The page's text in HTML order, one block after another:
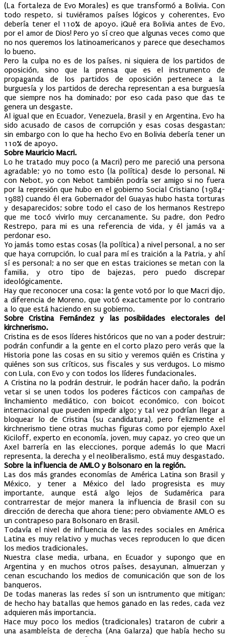
(La fortaleza de Evo Morales) es que transformó a Bolivia. Con
todo respeto, si tuviéramos países lógicos y coherentes, Evo
debería tener el 110% de apoyo. ¡Qué era Bolivia antes de Evo,
por el amor de Dios! Pero yo sí creo que algunas veces como que
no nos queremos los latinoamericanos y parece que desechamos
lo bueno.
Pero la culpa no es de los países, ni siquiera de los partidos de
oposición, sino que la prensa que es el instrumento de
propaganda de los partidos de oposición pertenece a la
burguesía y los partidos de derecha representan a esa burguesía
que siempre nos ha dominado; por eso cada paso que das te
genera un desgaste.
Al igual que en Ecuador, Venezuela, Brasil y en Argentina, Evo ha
sido acusado de casos de corrupción y esas cosas desgastan;
sin embargo con lo que ha hecho Evo en Bolivia debería tener un
110% de apoyo.
Sobre Mauricio Macri.
Lo he tratado muy poco (a Macri) pero me pareció una persona
agradable; yo no tomo esto (la política) desde lo personal. Ni
con Nebot, yo con Nebot también podría ser amigo si no fuera
por la represión que hubo en el gobierno Social Cristiano (1984-
1988) cuando él era Gobernador del Guayas hubo hasta torturas
y desaparecidos; sobre todo el caso de los hermanos Restrepo
que me tocó vivirlo muy cercanamente. Su padre, don Pedro
Restrepo, para mi es una referencia de vida, y él jamás va a
perdonar eso.
Yo jamás tomo estas cosas (la política) a nivel personal, a no ser
que haya corrupción, lo cual para mí es traición a la Patria, y ahí
sí es personal; a no ser que en estas traiciones se metan con la
familia, y otro tipo de bajezas, pero puedo discrepar
ideológicamente.
Hay que reconocer una cosa: la gente votó por lo que Macri dijo,
a diferencia de Moreno, que votó exactamente por lo contrario
a lo que está haciendo en su gobierno.
Sobre Cristina Fernández y las posibiidades electorales del
kirchnerismo.
Cristina es de esos líderes históricos que no van a poder destruir;
podrán confundir a la gente en el corto plazo pero verás que la
Historia pone las cosas en su sitio y veremos quién es Cristina y
quiénes son sus críticos, sus fiscales y sus verdugos. Lo mismo
con Lula, con Evo y con todos los líderes fundacionales.
A Cristina no la podrán destruir, le podrán hacer daño, la podrán
vetar si se unen todos los poderes fácticos con campañas de
linchamiento mediático, con boicot económico, con boicot
internacional que pueden impedir algo; y tal vez podrían llegar a
bloquear lo de Cristina (su candidatura), pero felizmente el
kirchnerismo tiene otras muchas figuras como por ejemplo Axel
Kiciloff, experto en economía, joven, muy capaz, yo creo que un
Axel barrería en las elecciones, porque además lo que Macri
representa, la derecha y el neoliberalismo, está muy desgastado.
Sobre la influencia de AMLO y Bolsonaro en la región.
Las dos más grandes economías de América Latina son Brasil y
México, y tener a México del lado progresista es muy
importante, aunque está algo lejos de Sudamérica para
contrarrestar de mejor manera la influencia de Brasil con su
dirección de derecha que ahora tiene; pero obviamente AMLO es
un contrapeso para Bolsonaro en Brasil.
Todavía el nivel de influencia de las redes sociales en América
Latina es muy relativo y muchas veces reproducen lo que dicen
los medios tradicionales.
Nuestra clase media, urbana, en Ecuador y supongo que en
Argentina y en muchos otros países, desayunan, almuerzan y
cenan escuchando los medios de comunicación que son de los
banqueros.
De todas maneras las redes sí son un isntrumento que mitigan;
de hecho hay batallas que hemos ganado en las redes, cada vez
adquieren más importancia.
Hace muy poco los medios (tradicionales) trataron de cubrir a
una asambleísta de derecha (Ana Galarza) que había hecho su